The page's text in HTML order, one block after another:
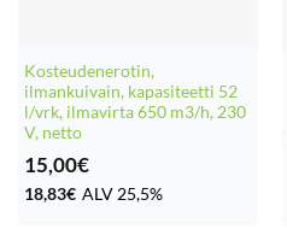
Kosteudenerotin,
ilmankuivain, kapasiteetti 52
l/vrk, ilmavirta 650 m3/h, 230
V, netto
15,00€
18,83€ ALV 25,5%